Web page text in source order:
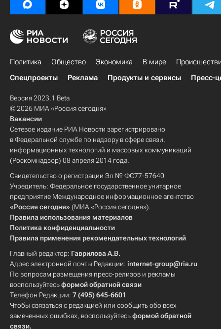
Политика Общество Экономика В мире
Спецпроекты
Реклама Продукты и сервисы Пресс-
Версия 2023.1 Beta
© 2026 МИА «Россия сегодня»
Вакансии
Сетевое издание РИА Новости зарегистрировано
в Федеральной службе по надзору в сфере связи,
информационных технологий и массовых коммуникаций
(Роскомнадзор) 08 апреля 2014 года.
Свидетельство о регистрации Эл № ФС77-57640
Учредитель: Федеральное государственное унитарное
предприятие Международное информационное агентство
«Россия сегодня» (МИА «Россия сегодня»).
Правила использования материалов
Политика конфиденциальности
Правила применения рекомендательных технологий
Главный редактор: Гаврилова А.В.
Адрес электронной почты Редакции: internet-group@ria.ru
По вопросам размещения пресс-релизов и рекламы
воспользуйтесьформой обратной связи
Телефон Редакции: 7 (495) 645-6601
Чтобы связаться с редакцией или сообщить обо всех
замеченных ошибках, воспользуйтесьформой обратной
связи.